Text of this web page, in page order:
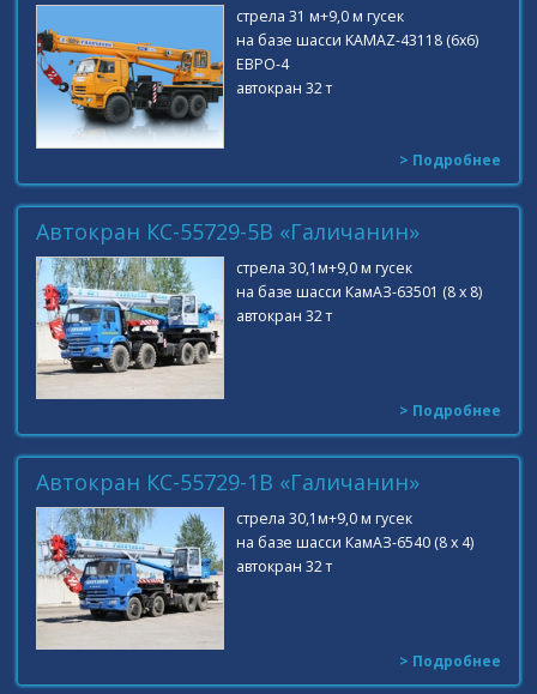
стрела 31 м+9,0 м гусек
на базе шасси KAMAZ-43118 (6х6)
ЕВРО-4
автокран 32 т
> Подробнее
Автокран КС-55729-5B «Галичанин»
стрела 30,1м+9,0 м гусек
на базе шасси КамАЗ-63501 (8 х 8)
автокран 32 т
> Подробнее
Автокран КС-55729-1В «Галичанин»
стрела 30,1м+9,0 м гусек
на базе шасси КамАЗ-6540 (8 х 4)
автокран 32 т
> Подробнее